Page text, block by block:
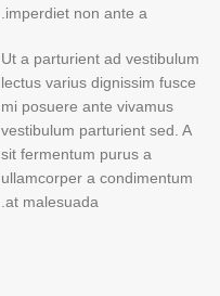
imperdiet non ante a.
Ut a parturient ad vestibulum
lectus varius dignissim fusce
mi posuere ante vivamus
vestibulum parturient sed. A
sit fermentum purus a
ullamcorper a condimentum
at malesuada.